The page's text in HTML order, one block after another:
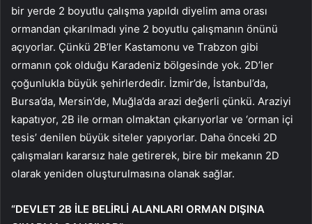
bir yerde 2 boyutlu çalışma yapıldı diyelim ama orası
ormandan çıkarılmadı yine 2 boyutlu çalışmanın önünü
açıyorlar. Çünkü 2B’ler Kastamonu ve Trabzon gibi
ormanın çok olduğu Karadeniz bölgesinde yok. 2D’ler
çoğunlukla büyük şehirlerdedir. İzmir’de, İstanbul’da,
Bursa’da, Mersin’de, Muğla’da arazi değerli çünkü. Araziyi
kapatıyor, 2B ile orman olmaktan çıkarıyorlar ve ‘orman içi
tesis’ denilen büyük siteler yapıyorlar. Daha önceki 2D
çalışmaları kararsız hale getirerek, bire bir mekanın 2D
olarak yeniden oluşturulmasına olanak sağlar.
“DEVLET 2B İLE BELİRLİ ALANLARI ORMAN DIŞINA